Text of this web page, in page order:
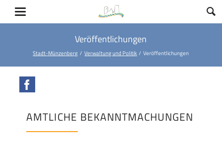
Veröffentlichungen
Stadt-Münzenberg Verwaltung und Politik Veröffentlichungen
AMTLICHE BEKANNTMACHUNGEN